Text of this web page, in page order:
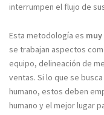
interrumpen el flujo de
Esta metodología es
se trabajan aspectos
equipo, delineación de
ventas. ​​Si lo que se
humano, estos deben
humano y el mejor lugar